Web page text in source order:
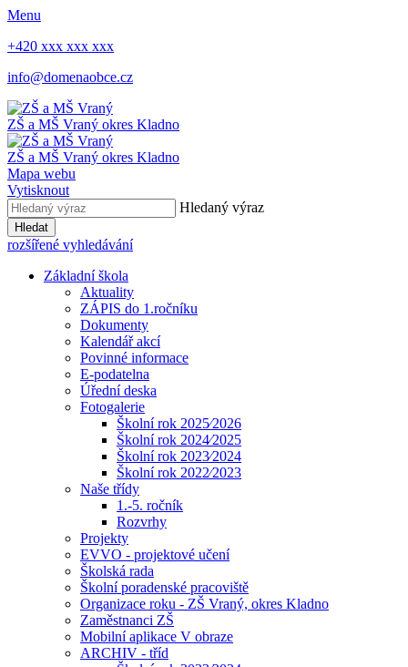
Menu
+420 xxx xxx xxx
info@domenaobce.cz
ZŠ a MŠ Vraný okres Kladno
ZŠ a MŠ Vraný okres Kladno
Mapa webu
Vytisknout
Hledaný výraz
Hledat
rozšířené vyhledávání
Základní škola
Aktuality
ZÁPIS do 1.ročníku
Dokumenty
Kalendář akcí
Povinné informace
E-podatelna
Úřední deska
Fotogalerie
Školní rok 2025⁄2026
Školní rok 2024⁄2025
Školní rok 2023⁄2024
Školní rok 2022⁄2023
Naše třídy
1.-5. ročník
Rozvrhy
Projekty
EVVO - projektové učení
Školská rada
Školní poradenské pracoviště
Organizace roku - ZŠ Vraný, okres Kladno
Zaměstnanci ZŠ
Mobilní aplikace V obraze
ARCHIV - tříd